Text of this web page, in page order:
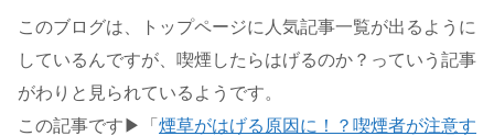
このブログは、トップページに人気記事一覧が出るように
しているんですが、喫煙したらはげるのか？っていう記事
がわりと見られているようです。
この記事です▶「 煙草がはげる原因に！？喫煙者が注意す